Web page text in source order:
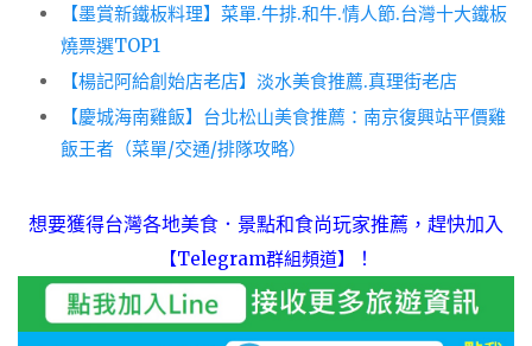
【墨賞新鐵板料理】菜單.牛排.和牛.情人節.台灣十大鐵板
燒票選TOP1
【楊記阿給創始店老店】淡水美食推薦.真理街老店
【慶城海南雞飯】台北松山美食推薦：南京復興站平價雞
飯王者（菜單/交通/排隊攻略）
想要獲得台灣各地美食．景點和食尚玩家推薦，趕快加入
【Telegram群組頻道】 ！